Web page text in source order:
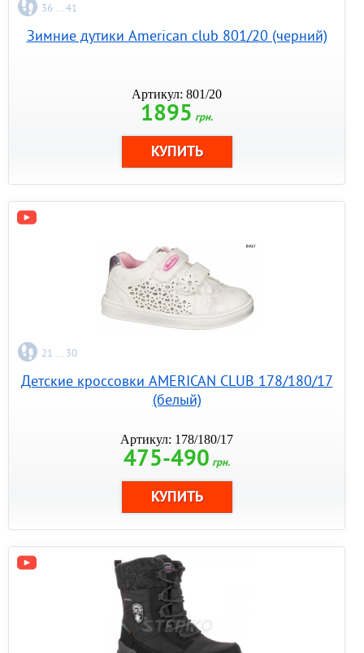
36 ... 41
Зимние дутики American club 801/20 (черний)
Артикул: 801/20
1895 грн.
21 ... 30
Детские кроссовки AMERICAN CLUB 178/180/17
(белый)
Артикул: 178/180/17
475-490 грн.